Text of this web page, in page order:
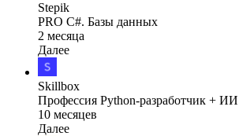
Stepik
PRO C#. Базы данных
2 месяца
Далее
Skillbox
Профессия Python-разработчик + ИИ
10 месяцев
Далее